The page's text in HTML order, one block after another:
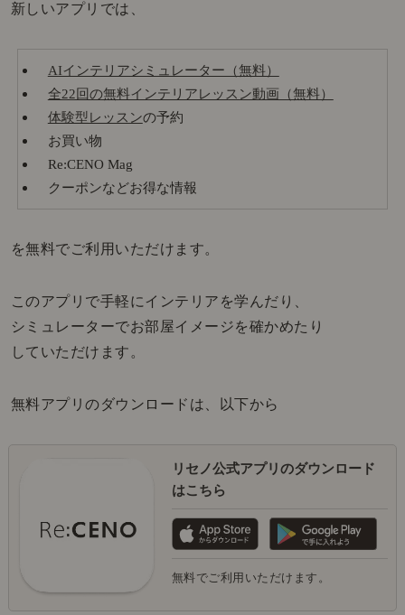
新しいアプリでは、
AIインテリアシミュレーター（無料）
全22回の無料インテリアレッスン動画（無料）
体験型レッスンの予約
お買い物
Re:CENO Mag
クーポンなどお得な情報
を無料でご利用いただけます。
このアプリで手軽にインテリアを学んだり、
シミュレーターでお部屋イメージを確かめたり
していただけます。
無料アプリのダウンロードは、以下から
リセノ公式アプリのダウンロード
はこちら
無料でご利用いただけます。